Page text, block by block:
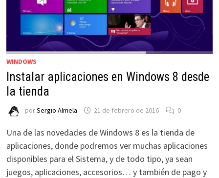
WINDOWS
Instalar aplicaciones en Windows 8 desde
la tienda
porSergio Almela 21 de febrero de 2016 0
Una de las novedades de Windows 8 es la tienda de
aplicaciones, donde podremos ver muchas aplicaciones
disponibles para el Sistema, y de todo tipo, ya sean
juegos, aplicaciones, accesorios… y también de pago y